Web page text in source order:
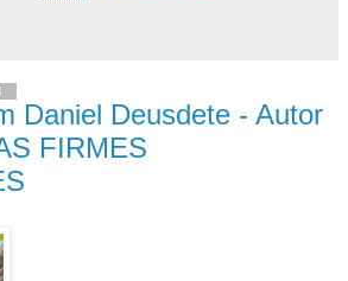
Daniel Deusdete - Autor
FIRMES